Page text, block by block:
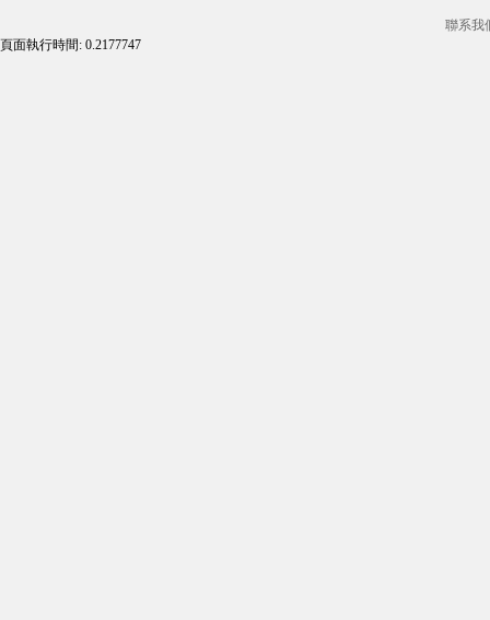
聯系我
頁面執行時間: 0.2177747